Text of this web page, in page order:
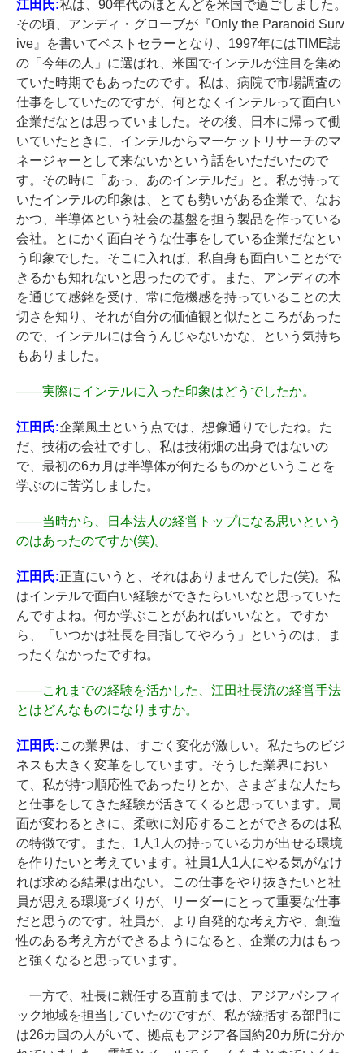
江田氏:私は、90年代のほとんどを米国で過ごしました。
その頃、アンディ・グローブが『Only the Paranoid Surv
ive』を書いてベストセラーとなり、1997年にはTIME誌
の「今年の人」に選ばれ、米国でインテルが注目を集め
ていた時期でもあったのです。私は、病院で市場調査の
仕事をしていたのですが、何となくインテルって面白い
企業だなとは思っていました。その後、日本に帰って働
いていたときに、インテルからマーケットリサーチのマ
ネージャーとして来ないかという話をいただいたので
す。その時に「あっ、あのインテルだ」と。私が持って
いたインテルの印象は、とても勢いがある企業で、なお
かつ、半導体という社会の基盤を担う製品を作っている
会社。とにかく面白そうな仕事をしている企業だなとい
う印象でした。そこに入れば、私自身も面白いことがで
きるかも知れないと思ったのです。また、アンディの本
を通じて感銘を受け、常に危機感を持っていることの大
切さを知り、それが自分の価値観と似たところがあった
ので、インテルには合うんじゃないかな、という気持ち
もありました。
――実際にインテルに入った印象はどうでしたか。
江田氏:企業風土という点では、想像通りでしたね。た
だ、技術の会社ですし、私は技術畑の出身ではないの
で、最初の6カ月は半導体が何たるものかということを
学ぶのに苦労しました。
――当時から、日本法人の経営トップになる思いという
のはあったのですか(笑)。
江田氏:正直にいうと、それはありませんでした(笑)。私
はインテルで面白い経験ができたらいいなと思っていた
んですよね。何か学ぶことがあればいいなと。ですか
ら、「いつかは社長を目指してやろう」というのは、ま
ったくなかったですね。
――これまでの経験を活かした、江田社長流の経営手法
とはどんなものになりますか。
江田氏:この業界は、すごく変化が激しい。私たちのビジ
ネスも大きく変革をしています。そうした業界におい
て、私が持つ順応性であったりとか、さまざまな人たち
と仕事をしてきた経験が活きてくると思っています。局
面が変わるときに、柔軟に対応することができるのは私
の特徴です。また、1人1人の持っている力が出せる環境
を作りたいと考えています。社員1人1人にやる気がなけ
れば求める結果は出ない。この仕事をやり抜きたいと社
員が思える環境づくりが、リーダーにとって重要な仕事
だと思うのです。社員が、より自発的な考え方や、創造
性のある考え方ができるようになると、企業の力はもっ
と強くなると思っています。
一方で、社長に就任する直前までは、アジアパシフィ
ック地域を担当していたのですが、私が統括する部門に
は26カ国の人がいて、拠点もアジア各国約20カ所に分か